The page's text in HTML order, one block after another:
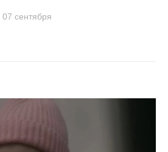
07 сентября